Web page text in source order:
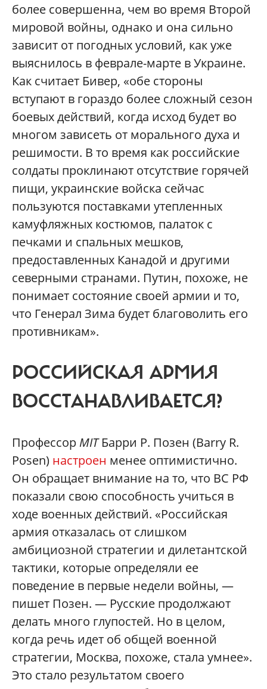
более совершенна, чем во время Второй
мировой войны, однако и она сильно
зависит от погодных условий, как уже
выяснилось в феврале-марте в Украине.
Как считает Бивер, «обе стороны
вступают в гораздо более сложный сезон
боевых действий, когда исход будет во
многом зависеть от морального духа и
решимости. В то время как российские
солдаты проклинают отсутствие горячей
пищи, украинские войска сейчас
пользуются поставками утепленных
камуфляжных костюмов, палаток с
печками и спальных мешков,
предоставленных Канадой и другими
северными странами. Путин, похоже, не
понимает состояние своей армии и то,
что Генерал Зима будет благоволить его
противникам».
РОССИЙСКАЯ АРМИЯ
ВОССТАНАВЛИВАЕТСЯ?
Профессор MITБарри Р. Позен (Barry R.
Posen) настроен менее оптимистично.
Он обращает внимание на то, что ВС РФ
показали свою способность учиться в
ходе военных действий. «Российская
армия отказалась от слишком
амбициозной стратегии и дилетантской
тактики, которые определяли ее
поведение в первые недели войны, —
пишет Позен. — Русские продолжают
делать много глупостей. Но в целом,
когда речь идет об общей военной
стратегии, Москва, похоже, стала умнее».
Это стало результатом своего